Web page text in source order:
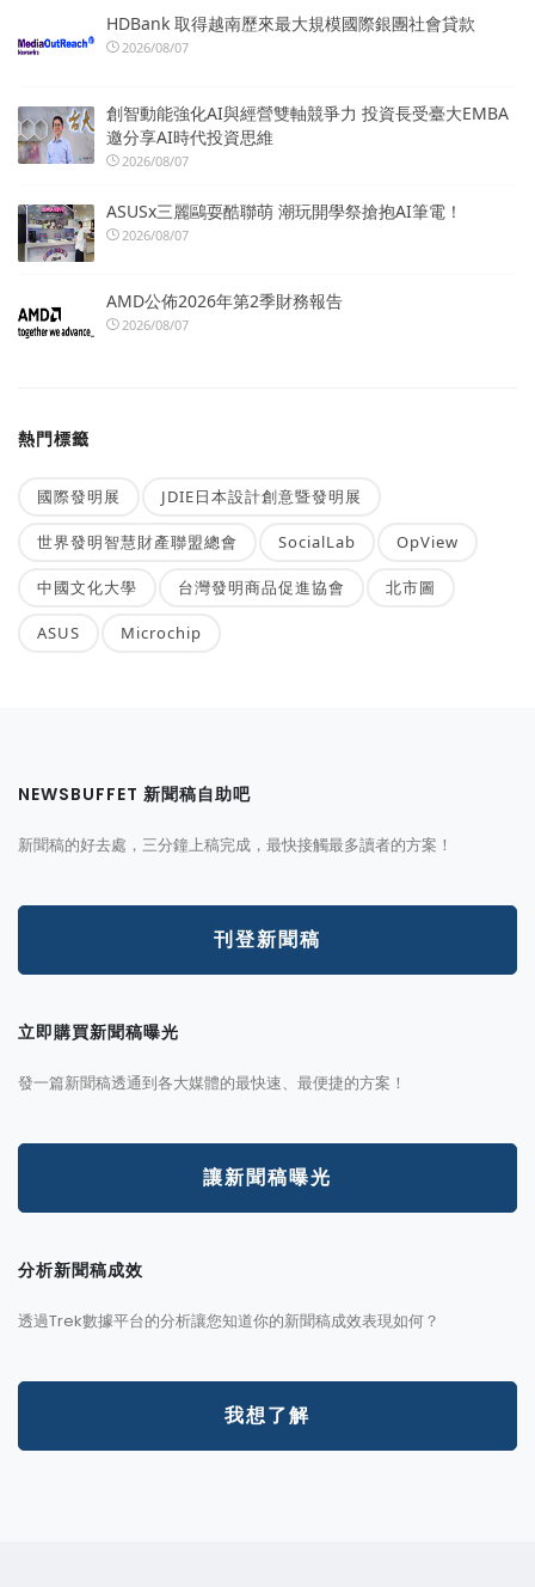
HDBank 取得越南歷來最大規模國際銀團社會貸款
2026/08/07
創智動能強化AI與經營雙軸競爭力 投資長受臺大EMBA
邀分享AI時代投資思維
2026/08/07
ASUSx三麗鷗耍酷聯萌 潮玩開學祭搶抱AI筆電！
2026/08/07
AMD公佈2026年第2季財務報告
2026/08/07
熱門標籤
國際發明展 JDIE日本設計創意暨發明展
世界發明智慧財產聯盟總會 SocialLab OpView
中國文化大學 台灣發明商品促進協會 北市圖
ASUS Microchip
NEWSBUFFET 新聞稿自助吧
新聞稿的好去處，三分鐘上稿完成，最快接觸最多讀者的方案！
刊登新聞稿
立即購買新聞稿曝光
發一篇新聞稿透通到各大媒體的最快速、最便捷的方案！
讓新聞稿曝光
分析新聞稿成效
透過Trek數據平台的分析讓您知道你的新聞稿成效表現如何？
我想了解